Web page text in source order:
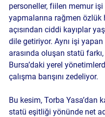
personeller, fiilen memur işi
yapmalarına rağmen özlük
açısından ciddi kayıplar
dile getiriyor. Aynı işi
arasında oluşan statü
Bursa’daki yerel
çalışma barışını zedeliyor.
Bu kesim, Torba Yasa’dan
statü eşitliği yönünde net